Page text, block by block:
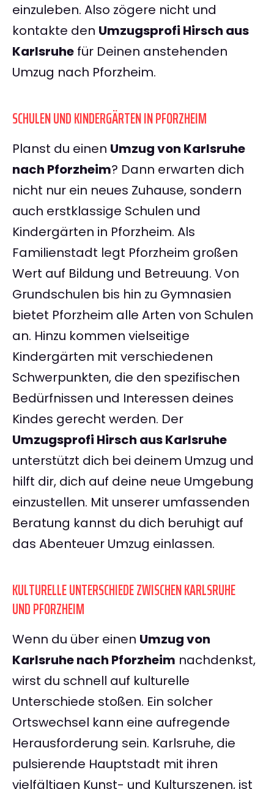
einzuleben. Also zögere nicht und
kontakte den Umzugsprofi Hirsch aus
Karlsruhe für Deinen anstehenden
Umzug nach Pforzheim.
SCHULEN UND KINDERGÄRTEN IN PFORZHEIM
Planst du einen Umzug von Karlsruhe
nach Pforzheim? Dann erwarten dich
nicht nur ein neues Zuhause, sondern
auch erstklassige Schulen und
Kindergärten in Pforzheim. Als
Familienstadt legt Pforzheim großen
Wert auf Bildung und Betreuung. Von
Grundschulen bis hin zu Gymnasien
bietet Pforzheim alle Arten von Schulen
an. Hinzu kommen vielseitige
Kindergärten mit verschiedenen
Schwerpunkten, die den spezifischen
Bedürfnissen und Interessen deines
Kindes gerecht werden. Der
Umzugsprofi Hirsch aus Karlsruhe
unterstützt dich bei deinem Umzug und
hilft dir, dich auf deine neue Umgebung
einzustellen. Mit unserer umfassenden
Beratung kannst du dich beruhigt auf
das Abenteuer Umzug einlassen.
KULTURELLE UNTERSCHIEDE ZWISCHEN KARLSRUHE
UND PFORZHEIM
Wenn du über einen Umzug von
Karlsruhe nach Pforzheim nachdenkst,
wirst du schnell auf kulturelle
Unterschiede stoßen. Ein solcher
Ortswechsel kann eine aufregende
Herausforderung sein. Karlsruhe, die
pulsierende Hauptstadt mit ihren
vielfältigen Kunst- und Kulturszenen, ist